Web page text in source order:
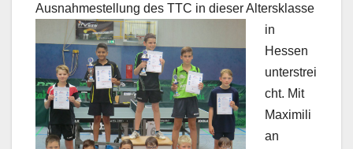
Ausnahmestellung des TTC in dieser Altersklasse
in
Hessen
unterstrei
cht. Mit
Maximili
an